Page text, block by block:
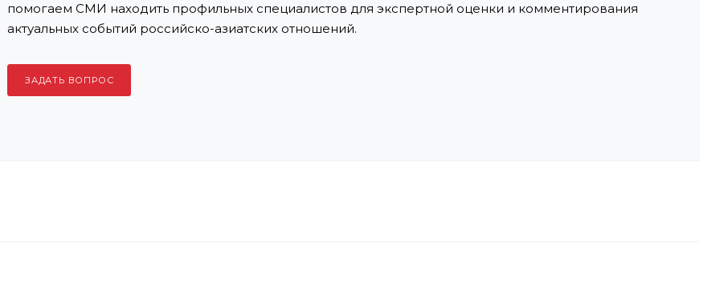
помогаем СМИ находить профильных специалистов для экспертной оценки и комментирования
актуальных событий российско-азиатских отношений.
ЗАДАТЬ ВОПРОС